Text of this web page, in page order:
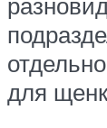
для